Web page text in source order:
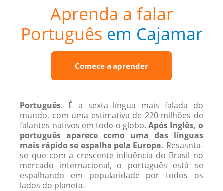
Aprenda a falar
Português em Cajamar
Comece a aprender
Português. É a sexta língua mais falada do
mundo, com uma estimativa de 220 ​​milhões de
falantes nativos em todo o globo.Após Inglês, o
português aparece como uma das línguas
mais rápido se espalha pela Europa. Resasnta-
se que com a crescente influência do Brasil no
mercado internacional, o português está se
espalhando em popularidade por todos os
lados do planeta.